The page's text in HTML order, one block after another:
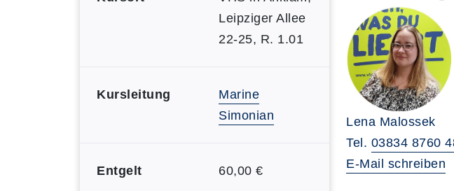
Leipziger Allee
22-25, R. 1.01
Kursleitung
Marine
Simonian
Entgelt 60,00 €
Lena Malossek
Tel. 03834 8760
E-Mail schreiben